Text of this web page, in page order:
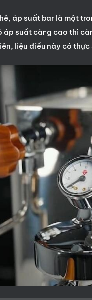
áp suất bar là một
áp suất càng cao thì
liệu điều này có thực